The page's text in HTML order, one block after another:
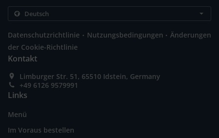
Datenschutzrichtlinie . Nutzungsbedingungen . Änderungen
der Cookie-Richtlinie
Kontakt
Limburger Str. 51, 65510 Idstein, Germany
+49 6126 9579991
Links
Menü
Im Voraus bestellen